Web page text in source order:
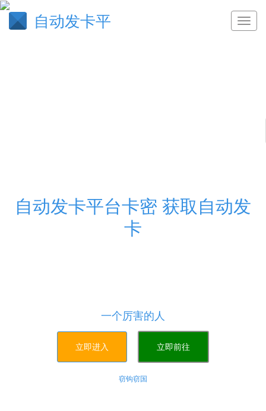
自动发卡平
自动发卡平台卡密 获取自动发
卡
一个厉害的人
立即进入 立即前往
窃钩窃国